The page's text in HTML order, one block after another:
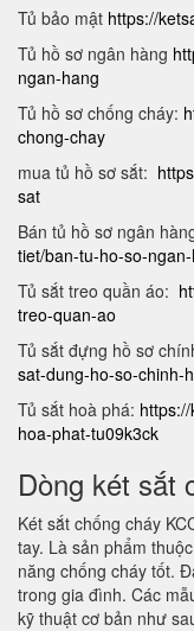
Tủ bảo mật https://
Tủ hồ sơ ngân hàng
ngan-hang
Tủ hồ sơ chống cháy:
chong-chay
mua tủ hồ sơ sắt:
sat
Bán tủ hồ sơ ngân
tiet/ban-tu-ho-so-
Tủ sắt treo quần áo:
treo-quan-ao
Tủ sắt đựng hồ sơ
sat-dung-ho-so-chinh-
Tủ sắt hoà phá:
hoa-phat-tu09k3ck
Dòng két sắt
Két sắt chống cháy
tay. Là sản phẩm
năng chống cháy tốt.
trong gia đình. Các
kỹ thuật cơ bản như